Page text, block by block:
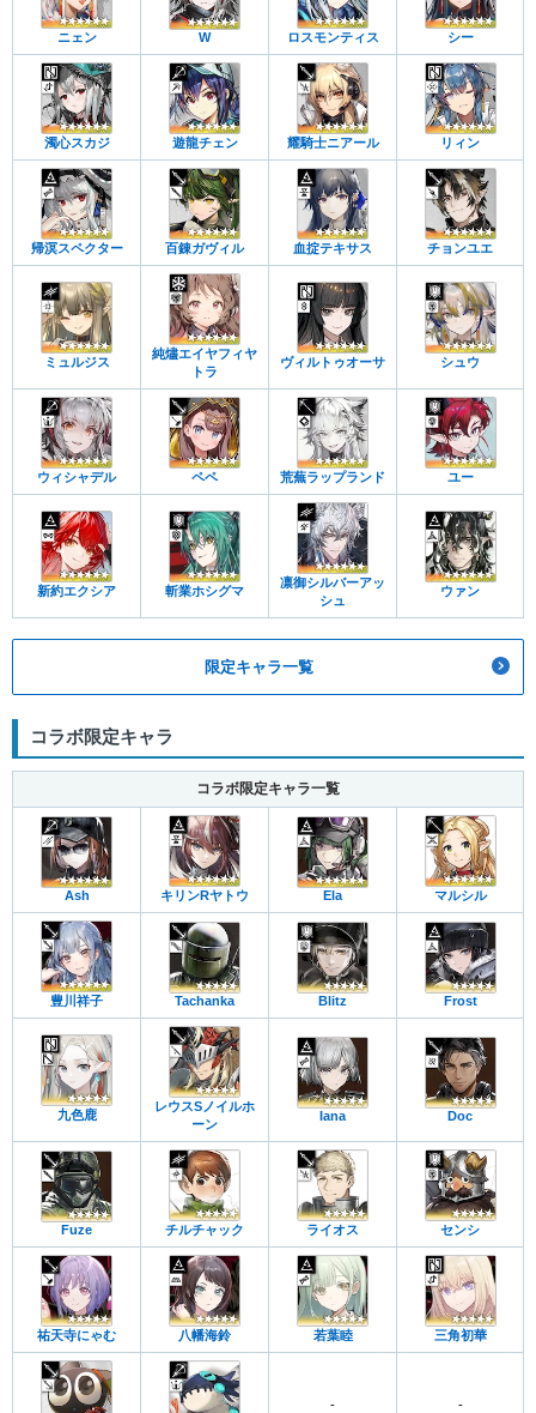
ニェン W ロスモンティス シー
濁心スカジ 遊龍チェン 耀騎士ニアール リィン
帰溟スペクター 百錬ガヴィル 血掟テキサス チョンユエ
ミュルジス
純燼エイヤフィヤ
トラ
ヴィルトゥオーサ シュウ
ウィシャデル ペペ 荒蕪ラップランド ユー
新約エクシア 斬業ホシグマ
凛御シルバーアッ
シュ
ウァン
限定キャラ一覧
コラボ限定キャラ
コラボ限定キャラ一覧
Ash キリンRヤトウ Ela マルシル
豊川祥子 Tachanka Blitz Frost
九色鹿
レウスSノイルホ
ーン
Iana Doc
Fuze チルチャック ライオス センシ
祐天寺にゃむ 八幡海鈴 若葉睦 三角初華
- -